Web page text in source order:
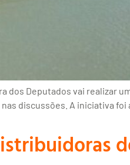
dos Deputados vai realizar
discussões. A iniciativa